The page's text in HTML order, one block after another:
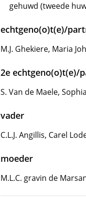
gehuwd (tweede
echtgeno(o)t(e)/
M.J. Ghekiere, Maria
2e echtgeno(o)t(e)/
S. Van de Maele, Sophia
vader
C.L.J. Angillis, Carel
moeder
M.L.C. gravin de